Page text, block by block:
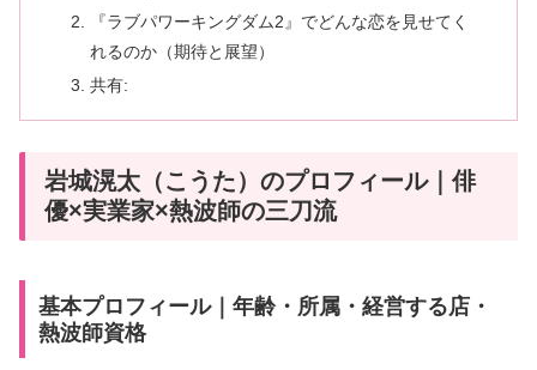
『ラブパワーキングダム2』でどんな恋を見せてく
れるのか（期待と展望）
共有:
岩城滉太（こうた）のプロフィール｜俳
優×実業家×熱波師の三刀流
基本プロフィール｜年齢・所属・経営する店・
熱波師資格